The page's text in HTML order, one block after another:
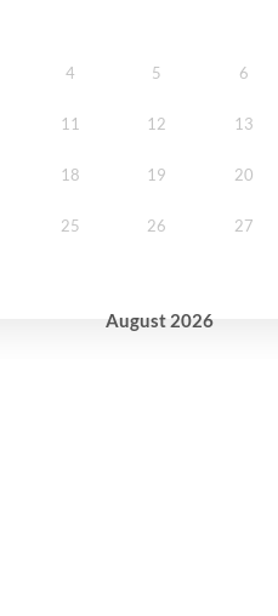
August 2026
4 5 6
11 12 13
18 19 20
25 26 27